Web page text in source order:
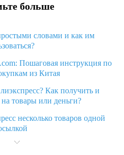
больше
словами и как им
Пошаговая инструкция по
из Китая
Как получить и
товары или деньги?
несколько товаров одной
закрыт» на Алиэкспресс и что